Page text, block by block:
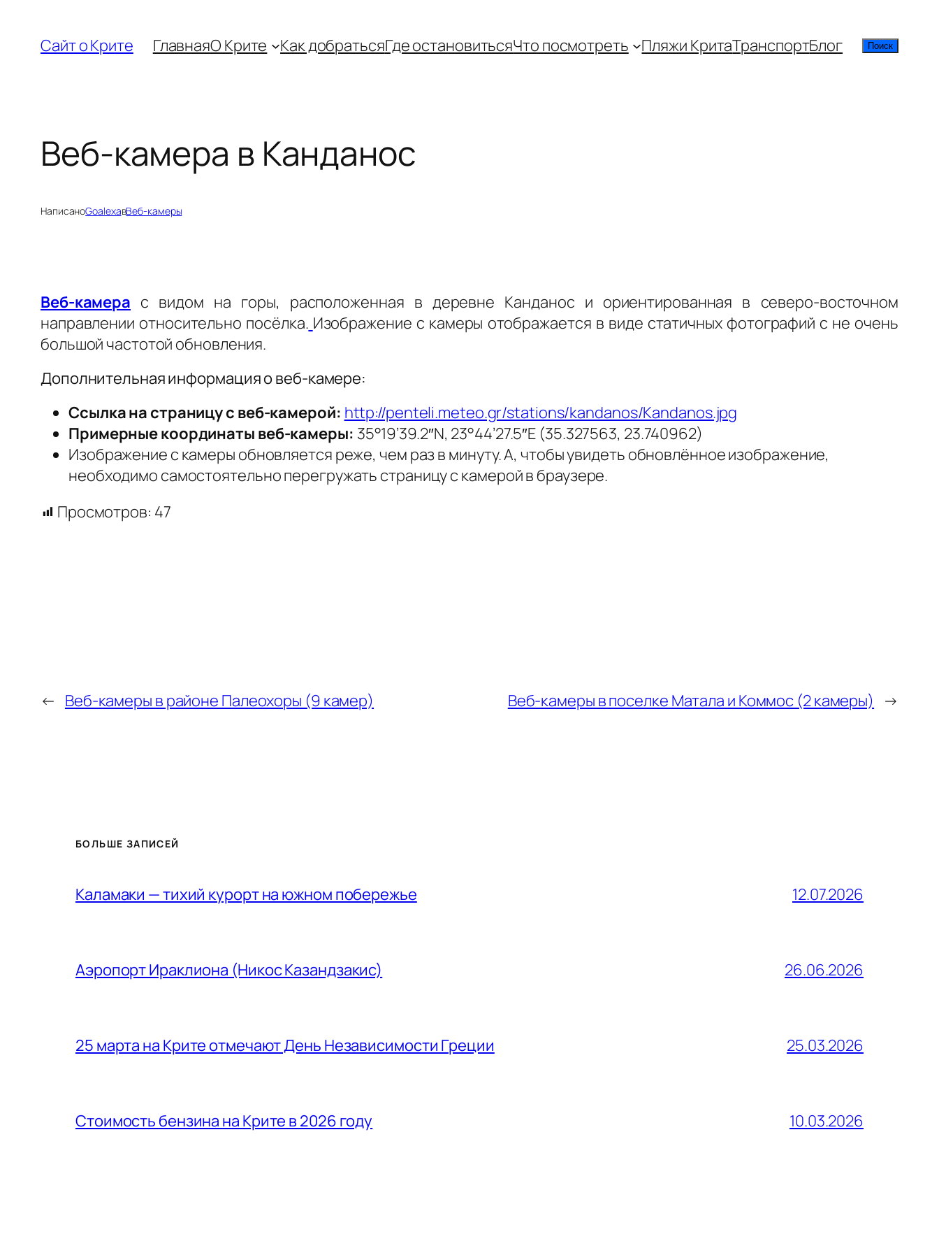
содержимому
Сайт о Крите ГлавнаяО Крите Как добратьсяГде остановитьсяЧто посмотреть Пляжи КритаТранспортБлог Поиск
Поиск
Веб-камера в Канданос
НаписаноGoalexaвВеб-камеры
Веб-камера с видом на горы, расположенная в деревне Канданос и ориентированная в северо-восточном
направлении относительно посёлка. Изображение с камеры отображается в виде статичных фотографий с не очень
большой частотой обновления.
Дополнительная информация о веб-камере:
Ссылка на страницу с веб-камерой: http://penteli.meteo.gr/stations/kandanos/Kandanos.jpg
Примерные координаты веб-камеры: 35°19’39.2″N, 23°44’27.5″E (35.327563, 23.740962)
Изображение с камеры обновляется реже, чем раз в минуту. А, чтобы увидеть обновлённое изображение,
необходимо самостоятельно перегружать страницу с камерой в браузере.
Просмотров: 47
← Веб-камеры в районе Палеохоры (9 камер) Веб-камеры в поселке Матала и Коммос (2 камеры) →
БОЛЬШЕ ЗАПИСЕЙ
Каламаки — тихий курорт на южном побережье 12.07.2026
Аэропорт Ираклиона (Никос Казандзакис) 26.06.2026
25 марта на Крите отмечают День Независимости Греции 25.03.2026
Стоимость бензина на Крите в 2026 году 10.03.2026